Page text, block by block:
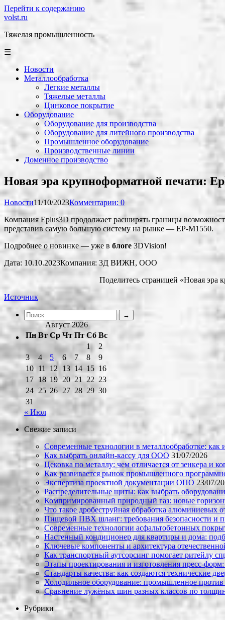
Перейти к содержанию
volst.ru
Тяжелая промышленность
☰
Новости
Металлообработка
Легкие металлы
Тяжелые металлы
Цинковое покрытие
Оборудование
Оборудование для производства
Оборудование для литейного производства
Промышленное оборудование
Производственные линии
Доменное производство
Новая эра крупноформатной печати:
Новости11/10/2023Комментарии: 0
Компания Eplus3D продолжает расширять границы
представив самую большую систему на рынке — EP-M1550.
Подробнее о новинке — уже в блоге 3DVision!
Дата: 10.10.2023Компания: 3Д ВИЖН, ООО
Поделитесь страницей «Новая эра
Источник
Август 2026
Пн Вт Ср Чт Пт Сб Вс
1
2
3
4 5 6 7 8
9
10 11 12 13 14 15 16
17 18 19 20 21 22 23
24 25 26 27 28 29 30
31
« Июл
Свежие записи
Современные технологии в металлообработке: как
Как выбрать онлайн-кассу для ООО 31/07/2026
Цековка по металлу: чем отличается от зенкера и
Как развивается рынок промышленного
Экспертиза проектной документации ОПО 23/07/
Распределительные щиты: как выбрать
Компримированный природный газ: новые
Что такое дробеструйная обработка алюминиевых
Пищевой ПВХ шланг: требования безопасности и
Современные технологии асфальтобетонных
Настенный кондиционер для квартиры и дома:
Ключевые компоненты и архитектура
Как транспортный аутсорсинг помогает ритейлу
Этапы проектирования и изготовления пресс-
Стандарты качества: как создаются технические
Холодильное оборудование: промышленное против
Сравнение лужёных шин разных классов по
Рубрики